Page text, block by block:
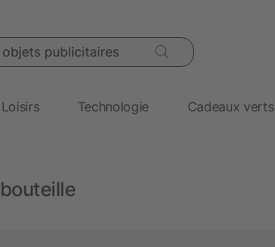
Loisirs Technologie Cadeaux verts